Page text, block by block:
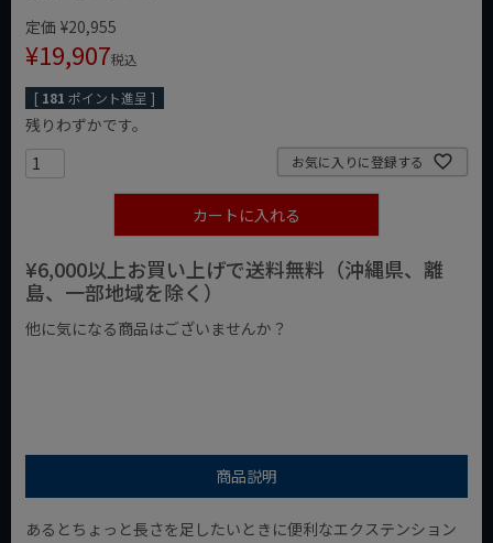
定価 ¥20,955
¥19,907税込
[ 181 ポイント進呈 ]
残りわずかです。
お気に入りに登録する
カートに入れる
¥6,000以上お買い上げで送料無料（沖縄県、離
島、一部地域を除く）
他に気になる商品はございませんか？
商品説明
あるとちょっと長さを足したいときに便利なエクステンション